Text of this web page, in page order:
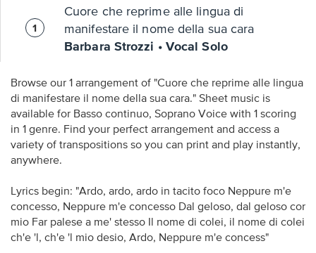
Cuore che reprime alle lingua di
manifestare il nome della sua cara
Barbara Strozzi • Vocal Solo
Browse our 1 arrangement of "Cuore che reprime alle lingua
di manifestare il nome della sua cara." Sheet music is
available for Basso continuo, Soprano Voice with 1 scoring
in 1 genre. Find your perfect arrangement and access a
variety of transpositions so you can print and play instantly,
anywhere.
Lyrics begin: "Ardo, ardo, ardo in tacito foco Neppure m'e
concesso, Neppure m'e concesso Dal geloso, dal geloso cor
mio Far palese a me' stesso Il nome di colei, il nome di colei
ch'e 'l, ch'e 'l mio desio, Ardo, Neppure m'e concess"